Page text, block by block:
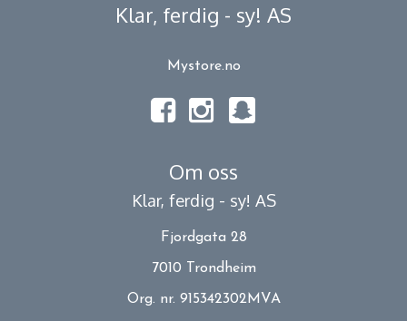
Klar, ferdig - sy! AS
Mystore.no
Om oss
Klar, ferdig - sy! AS
Fjordgata 28
7010 Trondheim
Org. nr. 915342302MVA